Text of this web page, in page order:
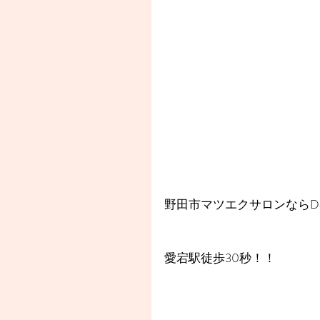
野田市マツエクサロンなら
愛宕駅徒歩30秒！！